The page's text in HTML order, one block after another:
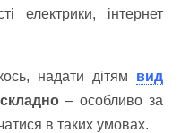
електрики, інтернет
надати дітям вид
– особливо за
в таких умовах.